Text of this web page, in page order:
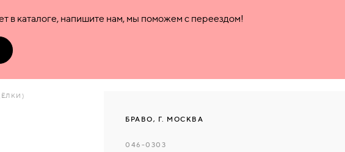
в каталоге, напишите нам, мы поможем с переездом!
БРАВО, Г. МОСКВА
046-0303